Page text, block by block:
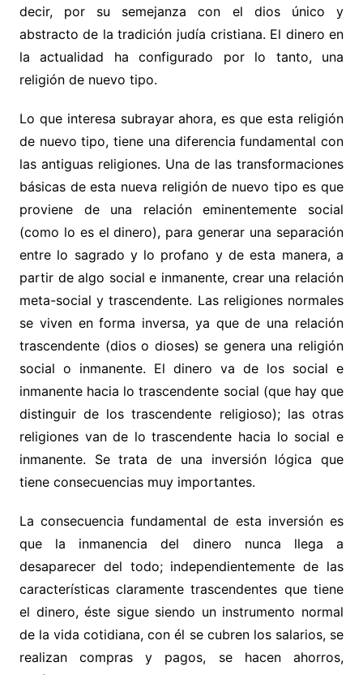
decir, por su semejanza con el dios único y
abstracto de la tradición judía cristiana. El dinero en
la actualidad ha configurado por lo tanto, una
religión de nuevo tipo.
Lo que interesa subrayar ahora, es que esta religión
de nuevo tipo, tiene una diferencia fundamental con
las antiguas religiones. Una de las transformaciones
básicas de esta nueva religión de nuevo tipo es que
proviene de una relación eminentemente social
(como lo es el dinero), para generar una separación
entre lo sagrado y lo profano y de esta manera, a
partir de algo social e inmanente, crear una relación
meta-social y trascendente. Las religiones normales
se viven en forma inversa, ya que de una relación
trascendente (dios o dioses) se genera una religión
social o inmanente. El dinero va de los social e
inmanente hacia lo trascendente social (que hay que
distinguir de los trascendente religioso); las otras
religiones van de lo trascendente hacia lo social e
inmanente. Se trata de una inversión lógica que
tiene consecuencias muy importantes.
La consecuencia fundamental de esta inversión es
que la inmanencia del dinero nunca llega a
desaparecer del todo; independientemente de las
características claramente trascendentes que tiene
el dinero, éste sigue siendo un instrumento normal
de la vida cotidiana, con él se cubren los salarios, se
realizan compras y pagos, se hacen ahorros,